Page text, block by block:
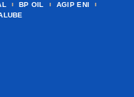
BP OIL
AGIP ENI